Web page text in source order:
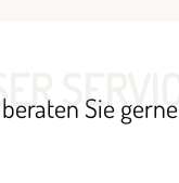
SERVICE
Sie gerne